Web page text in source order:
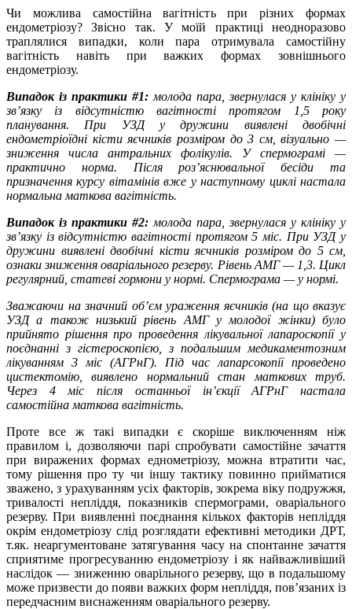
Чи можлива самостійна вагітність при різних формах
ендометріозу? Звісно так. У моїй практиці неодноразово
траплялися випадки, коли пара отримувала самостійну
вагітність навіть при важких формах зовнішнього
ендометріозу.
Випадок із практики #1: молода пара, звернулася у клініку у
зв’язку із відсутністю вагітності протягом 1,5 року
планування. При УЗД у дружини виявлені двобічні
ендометріоїдні кісти яєчників розміром до 3 см, візуально —
зниження числа антральних фолікулів. У спермограмі —
практично норма. Після роз’яснювальної бесіди та
призначення курсу вітамінів вже у наступному циклі настала
нормальна маткова вагітність.
Випадок із практики #2: молода пара, звернулася у клініку у
зв’язку із відсутністю вагітності протягом 5 міс. При УЗД у
дружини виявлені двобічні кісти яєчників розміром до 5 см,
ознаки зниження оваріального резерву. Рівень АМГ — 1,3. Цикл
регулярний, статеві гормони у нормі. Спермограма — у нормі.
Зважаючи на значний об’єм ураження яєчників (на що вказує
УЗД а також низький рівень АМГ у молодої жінки) було
прийнято рішення про проведення лікувальної лапароскопії у
поєднанні з гістероскопією, з подальшим медикаментозним
лікуванням 3 міс (АГРнГ). Під час лапарсокопії проведено
цистектомію, виявлено нормальний стан маткових труб.
Через 4 міс після останньої ін’єкції АГРнГ настала
самостійна маткова вагітність.
Проте все ж такі випадки є скоріше виключенням ніж
правилом і, дозволяючи парі спробувати самостійне зачаття
при виражених формах еднометріозу, можна втратити час,
тому рішення про ту чи іншу тактику повинно прийматися
зважено, з урахуванням усіх факторів, зокрема віку подружжя,
тривалості непліддя, показників спермограми, оваріального
резерву. При виявленні поєднання кількох факторів непліддя
окрім ендометріозу слід розглядати ефективні методики ДРТ,
т.як. неаргументоване затягування часу на спонтанне зачаття
сприятиме прогресуванню ендометріозу і як найважливіший
наслідок — зниженню оварільного резерву, що в подальшому
може призвести до появи важких форм непліддя, пов’язаних із
передчасним виснаженням оваріального резерву.